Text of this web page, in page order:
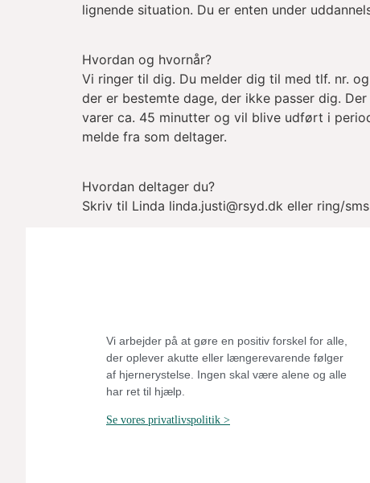
lignende situation. Du er enten under
Hvordan og hvornår?
Vi ringer til dig. Du melder dig til med tlf. nr.
der er bestemte dage, der ikke passer dig.
varer ca. 45 minutter og vil blive udført i
melde fra som deltager.
Hvordan deltager du?
Skriv til Linda linda.justi@rsyd.dk eller ring/
Vi arbejder på at gøre en positiv forskel for alle,
der oplever akutte eller længerevarende følger
af hjernerystelse. Ingen skal være alene og alle
har ret til hjælp.
Se vores privatlivspolitik >